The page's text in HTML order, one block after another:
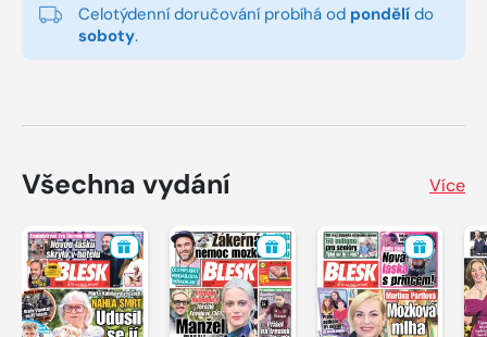
Celotýdenní doručování probíhá od pondělí do
soboty.
Všechna vydání Více